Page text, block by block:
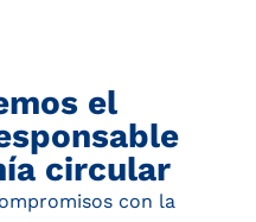
el
circular
con la